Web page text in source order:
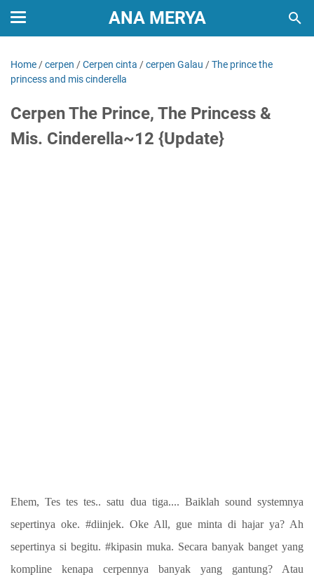
ANA MERYA
Home /cerpen /Cerpen cinta /cerpen Galau /The prince the
princess and mis cinderella
Cerpen The Prince, The Princess &
Mis. Cinderella~12 {Update}
Ehem, Tes tes tes.. satu dua tiga.... Baiklah sound systemnya
sepertinya oke. #diinjek. Oke All, gue minta di hajar ya? Ah
sepertinya si begitu. #kipasin muka. Secara banyak banget yang
kompline kenapa cerpennya banyak yang gantung? Atau